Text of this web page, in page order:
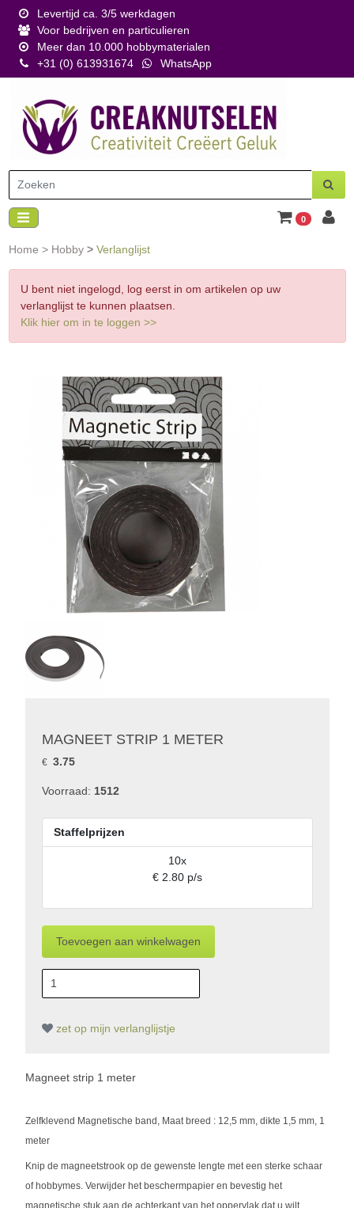
Levertijd ca. 3/5 werkdagen
Voor bedrijven en particulieren
Meer dan 10.000 hobbymaterialen
+31 (0) 613931674
WhatsApp
0
Home > Hobby > Verlanglijst
U bent niet ingelogd, log eerst in om artikelen op uw
verlanglijst te kunnen plaatsen.
Klik hier om in te loggen >>
MAGNEET STRIP 1 METER
€ 3.75
Voorraad: 1512
Staffelprijzen
10x
€ 2.80 p/s
zet op mijn verlanglijstje
Magneet strip 1 meter
Zelfklevend Magnetische band, Maat breed : 12,5 mm, dikte 1,5 mm, 1
meter
Knip de magneetstrook op de gewenste lengte met een sterke schaar
of hobbymes. Verwijder het beschermpapier en bevestig het
magnetische stuk aan de achterkant van het oppervlak dat u wilt